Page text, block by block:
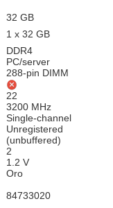
32 GB
1 x 32 GB
DDR4
PC/server
288-pin DIMM
22
3200 MHz
Single-channel
Unregistered
(unbuffered)
2
1.2 V
Oro
84733020